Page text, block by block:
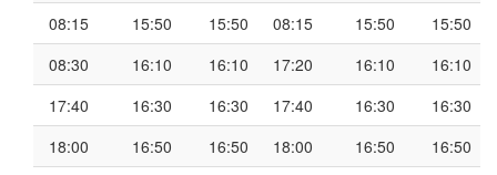
08:15
15:50 15:50 08:15 15:50
15:50
08:30
16:10 16:10 17:20 16:10
16:10
17:40
16:30 16:30 17:40 16:30
16:30
18:00
16:50 16:50 18:00 16:50
16:50